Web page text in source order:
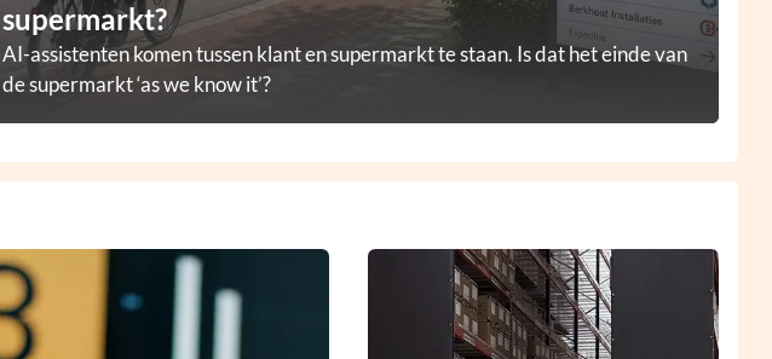
supermarkt?
AI-assistenten komen tussen klant en supermarkt te staan. Is dat het einde van
de supermarkt ‘as we know it’?